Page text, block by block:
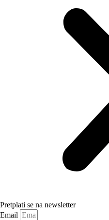
Pretplati se na newsletter
Email